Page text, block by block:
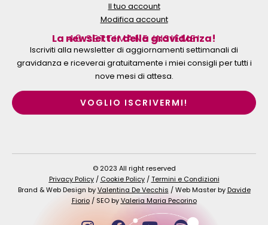
Il tuo account
Modifica account
40 SETTIMANE INSIEME!
La newsletter della gravidanza!
Iscriviti alla newsletter di aggiornamenti settimanali di
gravidanza e riceverai gratuitamente i miei consigli per tutti i
nove mesi di attesa.
VOGLIO ISCRIVERMI!
© 2023 All right reserved
Privacy Policy/ Cookie Policy/Termini e Condizioni
Brand & Web Design byValentina De Vecchis / Web Master by Davide
Fiorio/ SEO byValeria Maria Pecorino
I F Y S